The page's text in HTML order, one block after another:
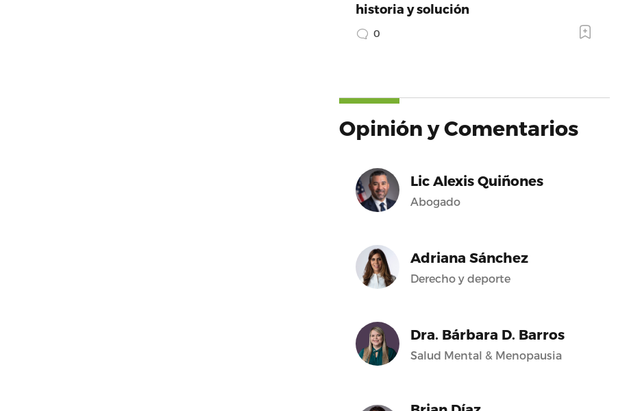
historia y solución
0
Opinión y Comentarios
Lic Alexis Quiñones
Abogado
Adriana Sánchez
Derecho y deporte
Dra. Bárbara D. Barros
Salud Mental & Menopausia